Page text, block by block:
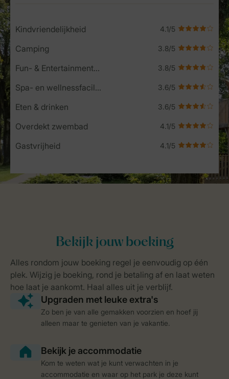
Kindvriendelijkheid
Camping
Fun- & Entertainment-programma
Spa- en wellnessfaciliteiten
Eten & drinken
Overdekt zwembad
Gastvrijheid
Zo ben je van alle gemakken voorzien en hoef jij
alleen maar te genieten van je vakantie.
Kom te weten wat je kunt verwachten in je
accommodatie en waar op het park je deze kunt